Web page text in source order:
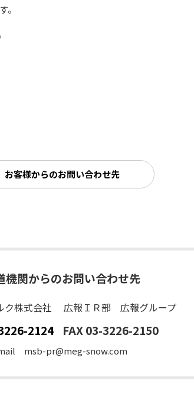
。
お客様からのお問い合わせ先
機関からのお問い合わせ先
ク株式会社 広報ＩＲ部 広報グループ
2124 FAX 03-3226-2150
msb-pr@meg-snow.com